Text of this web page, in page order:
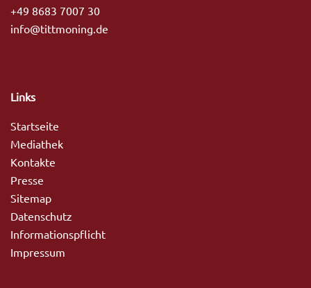
+49 8683 7007 30
info@tittmoning.de
Links
Startseite
Mediathek
Kontakte
Presse
Sitemap
Datenschutz
Informationspflicht
Impressum